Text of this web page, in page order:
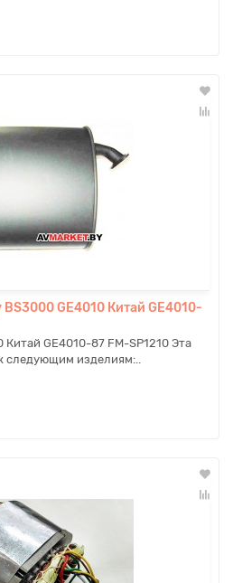
BS3000 GE4010 Китай GE4010-
Китай GE4010-87 FM-SP1210 Эта
следующим изделиям:..